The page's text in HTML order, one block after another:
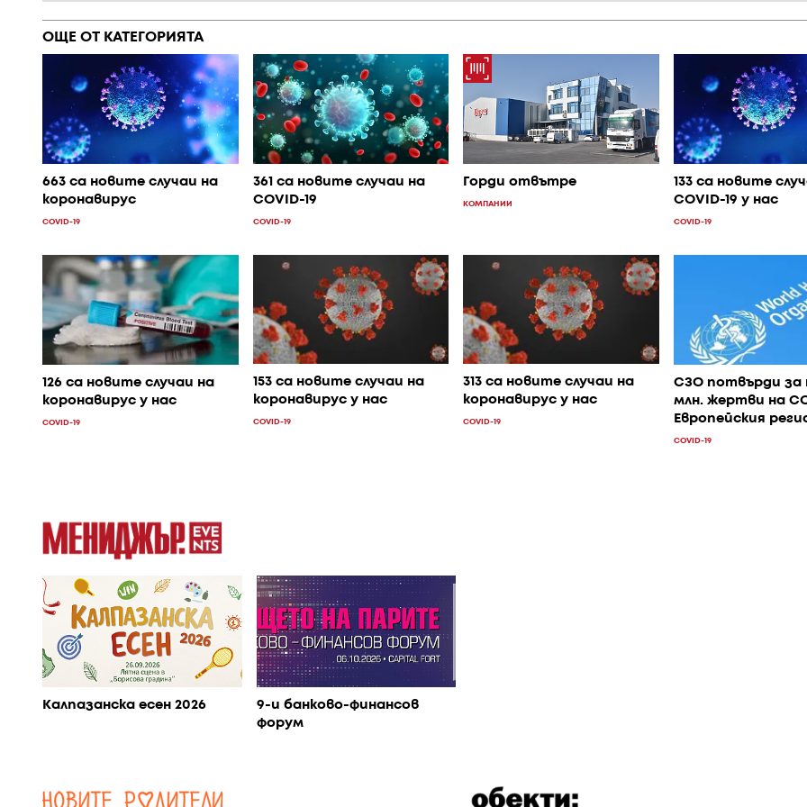
ОЩЕ ОТ КАТЕГОРИЯТА
663 са новите случаи на
коронавирус
COVID-19
361 са новите случаи на
COVID-19
COVID-19
Горди отвътре
КОМПАНИИ
133 са новите
COVID-19 у нас
COVID-19
126 са новите случаи на
коронавирус у нас
COVID-19
153 са новите случаи на
коронавирус у нас
COVID-19
313 са новите случаи на
коронавирус у нас
COVID-19
СЗО потвърди за
млн. жертви на
Европейския
COVID-19
Калпазанска есен 2026
9-и банково-финансов
форум